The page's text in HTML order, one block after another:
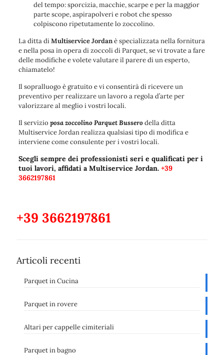
del tempo: sporcizia, macchie, scarpe e per la maggior
parte scope, aspirapolveri e robot che spesso
colpiscono ripetutamente lo zoccolino.
La ditta diMultiservice Jordanè specializzata nella fornitura
e nella posa in opera di zoccoli di Parquet, se vi trovate a fare
delle modifiche e volete valutare il parere di un esperto,
chiamatelo!
Il sopralluogo è gratuito e vi consentirà di ricevere un
preventivo per realizzare un lavoro a regola d’arte per
valorizzare al meglio i vostri locali.
Il servizio posa zoccolino Parquet Busserodella ditta
Multiservice Jordan realizza qualsiasi tipo di modifica e
interviene come consulente per i vostri locali.
Scegli sempre dei professionisti seri e qualificati per i
tuoi lavori, affidati a Multiservice Jordan. +39
3662197861
+39 3662197861
Articoli recenti
Parquet in Cucina
Parquet in rovere
Altari per cappelle cimiteriali
Parquet in bagno